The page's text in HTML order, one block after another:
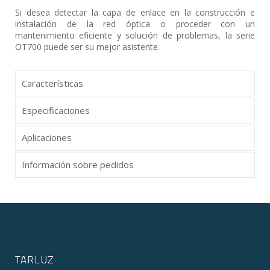
Si desea detectar la capa de enlace en la construcción e
instalación de la red óptica o proceder con un
mantenimiento eficiente y solución de problemas, la serie
OT700 puede ser su mejor asistente.
Características
Especificaciones
Aplicaciones
Información sobre pedidos
TARLUZ